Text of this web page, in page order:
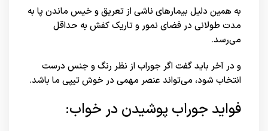
به همین دلیل بیمارهای ناشی از تعریق و خیس ماندن پا به
مدت طولانی در فضای نمور و تاریک کفش به حداقل
می‌رسد.
و در آخر باید گفت اگر جوراب از نظر رنگ و جنس درست
انتخاب شود، می‌تواند عنصر مهمی در خوش تیپی ما باشد.
فواید جوراب پوشیدن در خواب: